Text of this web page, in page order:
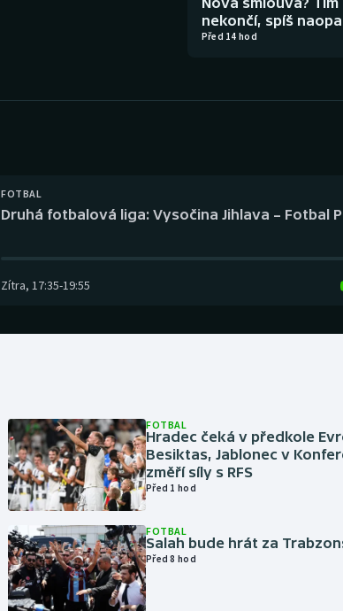
nekončí, spíš
Před 14 hod
FOTBAL
Druhá fotbalová liga: Vysočina Jihlava – Fotbal
Zítra, 17:35-19:55
FOTBAL
Hradec čeká v předkole
Besiktas, Jablonec v
změří síly s RFS
Před 1 hod
FOTBAL
Salah bude hrát za
Před 8 hod